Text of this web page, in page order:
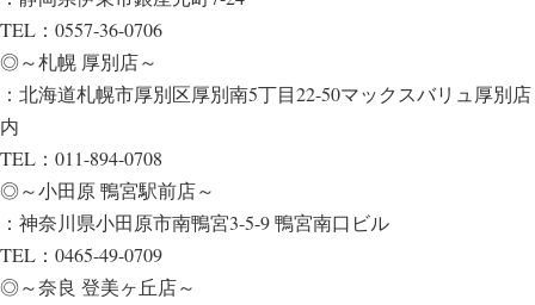
TEL：0557-36-0706
◎～札幌 厚別店～
：北海道札幌市厚別区厚別南5丁目22-50マックスバリュ厚別店
内
TEL：011-894-0708
◎～小田原 鴨宮駅前店～
：神奈川県小田原市南鴨宮3-5-9 鴨宮南口ビル
TEL：0465-49-0709
◎～奈良 登美ヶ丘店～